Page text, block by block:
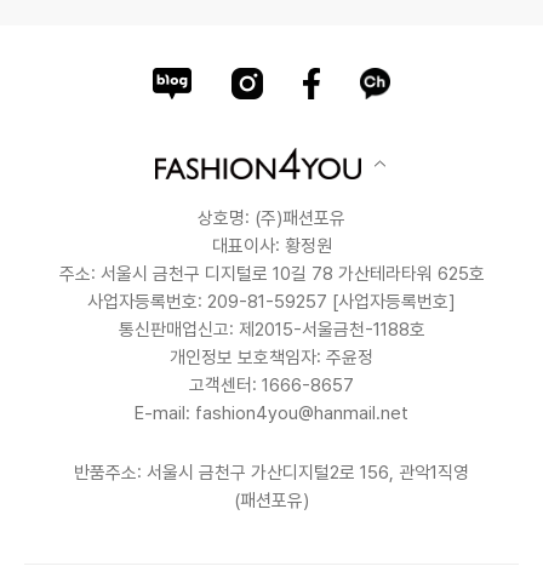
상호명: (주)패션포유
대표이사: 황정원
주소: 서울시 금천구 디지털로 10길 78 가산테라타워 625호
사업자등록번호: 209-81-59257 [사업자등록번호]
통신판매업신고: 제2015-서울금천-1188호
개인정보 보호책임자: 주윤정
고객센터: 1666-8657
E-mail: fashion4you@hanmail.net
반품주소: 서울시 금천구 가산디지털2로 156, 관악1직영
(패션포유)